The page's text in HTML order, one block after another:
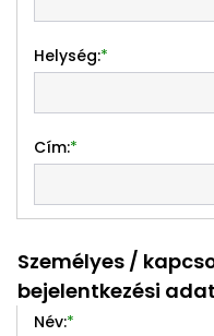
Helység:*
Cím:*
Személyes /
bejelentkezési
Név:*